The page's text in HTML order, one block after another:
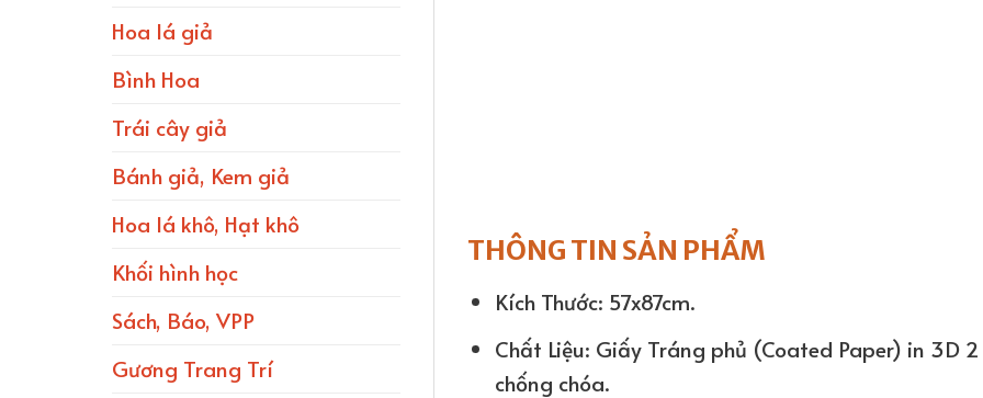
Hoa lá giả
Bình Hoa
Trái cây giả
Bánh giả, Kem giả
Hoa lá khô, Hạt khô
Khối hình học
Sách, Báo, VPP
Gương Trang Trí
THÔNG TIN SẢN PHẨM
Kích Thước: 57x87cm.
Chất Liệu: Giấy Tráng phủ (Coated Paper) in 3D
chống chóa.